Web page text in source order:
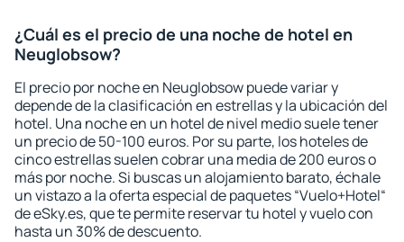
¿Cuál es el precio de una noche de hotel en
Neuglobsow?
El precio por noche en Neuglobsow puede variar y
depende de la clasificación en estrellas y la ubicación del
hotel. Una noche en un hotel de nivel medio suele tener
un precio de 50-100 euros. Por su parte, los hoteles de
cinco estrellas suelen cobrar una media de 200 euros o
más por noche. Si buscas un alojamiento barato, échale
un vistazo a la oferta especial de paquetes “Vuelo+Hotel“
de eSky.es, que te permite reservar tu hotel y vuelo con
hasta un 30% de descuento.